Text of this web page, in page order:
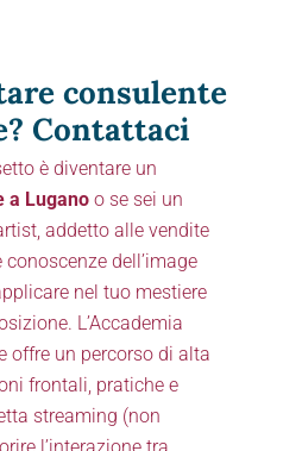
consulente
Contattaci
è diventare un
a Lugano o se sei un
addetto alle vendite
dell’image
nel tuo mestiere
L’Accademia
offre un percorso di alta
frontali, pratiche e
streaming (non